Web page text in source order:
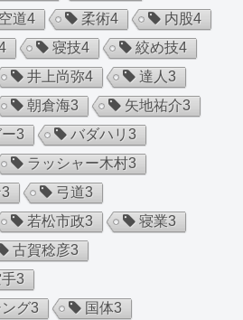
空道4 柔術4 内股4
寝技4 絞め技4
井上尚弥4 達人 3
朝倉海3 矢地祐介3
3 バダハリ 3
ラッシャー木村3
3 弓道3
若松市政3 寝業3
古賀稔彦3
3
グ3 国体3